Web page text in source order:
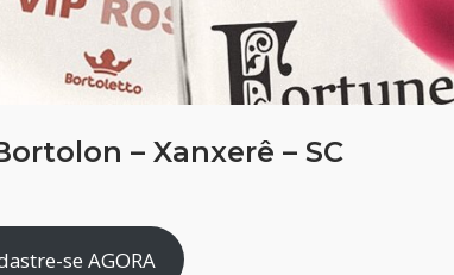
– Xanxerê – SC
se AGORA